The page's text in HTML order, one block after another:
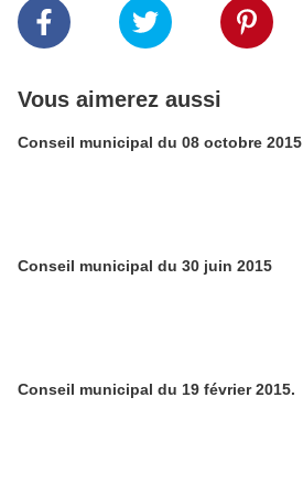
Vous aimerez aussi
Conseil municipal du 08 octobre 2015
Conseil municipal du 30 juin 2015
Conseil municipal du 19 février 2015.